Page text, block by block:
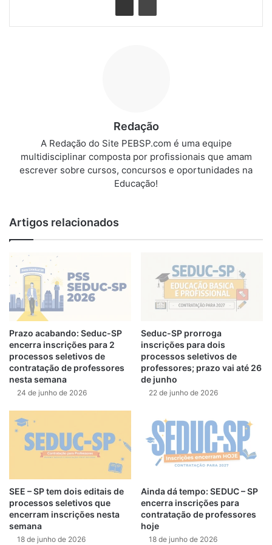
Redação
A Redação do Site PEBSP.com é uma equipe
multidisciplinar composta por profissionais que amam
escrever sobre cursos, concursos e oportunidades na
Educação!
Artigos relacionados
Prazo acabando: Seduc-SP
encerra inscrições para 2
processos seletivos de
contratação de professores
nesta semana
24 de junho de 2026
Seduc-SP prorroga
inscrições para dois
processos seletivos de
professores; prazo vai até 26
de junho
22 de junho de 2026
SEE – SP tem dois editais de
processos seletivos que
encerram inscrições nesta
semana
18 de junho de 2026
Ainda dá tempo: SEDUC – SP
encerra inscrições para
contratação de professores
hoje
18 de junho de 2026